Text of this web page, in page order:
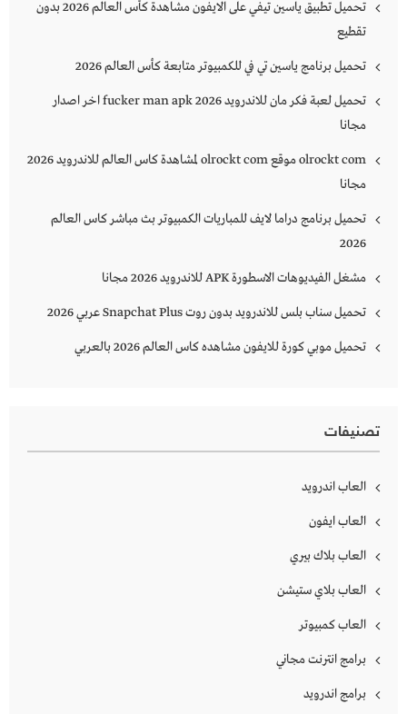
تحميل تطبيق ياسين تيفي على الايفون مشاهدة كأس العالم 2026 بدون
تقطيع
تحميل برنامج ياسين تي في للكمبيوتر متابعة كأس العالم 2026
تحميل لعبة فكر مان للاندرويد 2026 fucker man apk اخر اصدار
مجانا
olrockt com موقع olrockt com لمشاهدة كاس العالم للاندرويد 2026
مجانا
تحميل برنامج دراما لايف للمباريات الكمبيوتر بث مباشر كاس العالم
2026
مشغل الفيديوهات الاسطورة APK للاندرويد 2026 مجانا
تحميل سناب بلس للاندرويد بدون روت Snapchat Plus‏ عربي 2026
تحميل موبي كورة للايفون مشاهده كاس العالم 2026 بالعربي
تصنيفات
العاب اندرويد
العاب ايفون
العاب بلاك بيري
العاب بلاي ستيشن
العاب كمبيوتر
برامج انترنت مجاني
برامج اندرويد